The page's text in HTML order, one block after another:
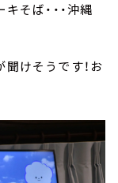
そば・・・沖縄
けそうです！お